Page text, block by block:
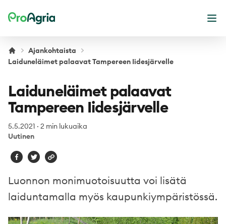
ProAgria
Ajankohtaista
Laiduneläimet palaavat Tampereen Iidesjärvelle
Laiduneläimet palaavat
Tampereen Iidesjärvelle
5.5.2021 · 2 min lukuaika
Uutinen
Luonnon monimuotoisuutta voi lisätä
laiduntamalla myös kaupunkiympäristössä.